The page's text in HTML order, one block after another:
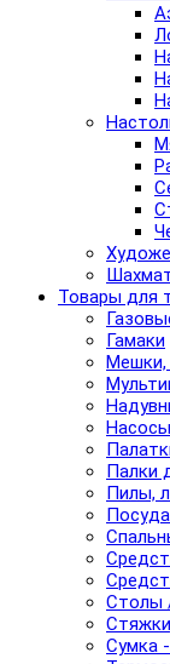
Товары для
Гамаки
Мешки,
Палки
Пилы,
Столы
Сумка